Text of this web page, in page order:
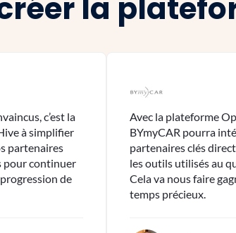
la
c’est la
à simplifier
partenaires
pour continuer
de
Avec la plateforme
BYmyCAR pourra
partenaires clés
les outils utilisés au
Cela va nous faire
temps précieux.